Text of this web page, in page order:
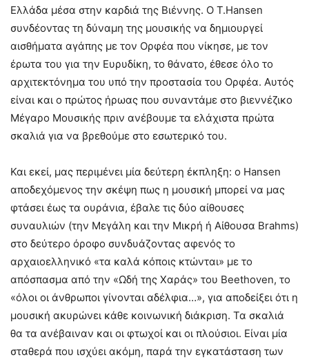
Ελλάδα μέσα στην καρδιά της Βιέννης. Ο Τ.Hansen
συνδέοντας τη δύναμη της μουσικής να δημιουργεί
αισθήματα αγάπης με τον Ορφέα που νίκησε, με τον
έρωτα του για την Ευρυδίκη, το θάνατο, έθεσε όλο το
αρχιτεκτόνημα του υπό την προστασία του Ορφέα. Αυτός
είναι και ο πρώτος ήρωας που συναντάμε στο βιεννέζικο
Μέγαρο Μουσικής πριν ανέβουμε τα ελάχιστα πρώτα
σκαλιά για να βρεθούμε στο εσωτερικό του.
Και εκεί, μας περιμένει μία δεύτερη έκπληξη: ο Hansen
αποδεχόμενος την σκέψη πως η μουσική μπορεί να μας
φτάσει έως τα ουράνια, έβαλε τις δύο αίθουσες
συναυλιών (την Μεγάλη και την Μικρή ή Αίθουσα Brahms)
στο δεύτερο όροφο συνδυάζοντας αφενός το
αρχαιοελληνικό «τα καλά κόποις κτώνται» με το
απόσπασμα από την «Ωδή της Χαράς» του Beethoven, το
«όλοι οι άνθρωποι γίνονται αδέλφια…», για αποδείξει ότι η
μουσική ακυρώνει κάθε κοινωνική διάκριση. Τα σκαλιά
θα τα ανέβαιναν και οι φτωχοί και οι πλούσιοι. Είναι μία
σταθερά που ισχύει ακόμη, παρά την εγκατάσταση των